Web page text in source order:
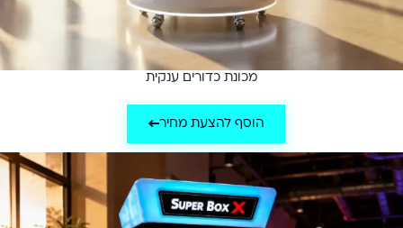
מכונת כדורים ענקית
הוסף להצעת מחיר